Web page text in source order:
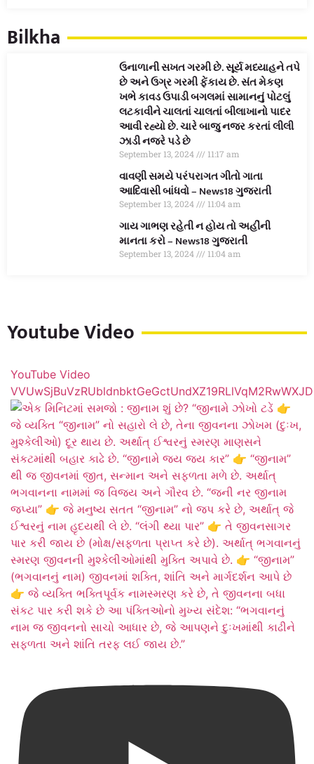
Bilkha
ઉનાળાની સખત ગરમી છે. સૂર્ય મધ્યાહને તપે
છે અને ઉગ્ર ગરમી ફેંકાય છે. સંત મેકણ
ખભે કાવડ ઉપાડી બગલમાં સામાનનું પોટલું
લટકાવીને ચાલતાં ચાલતાં બીલાખાનો પાદર
આવી રહ્યો છે. ચારે બાજુ નજર કરતાં લીલી
ઝાડી નજરે પડે છે
September 13, 2024 11:17 am
વાવણી સમયે પરંપરાગત ગીતો ગાતા
આદિવાસી બાંધવો – News18 ગુજરાતી
September 13, 2024 11:04 am
ગાય ગાભણ રહેતી ન હોય તો અહીંની
માનતા કરો – News18 ગુજરાતી
September 13, 2024 11:04 am
Youtube Video
YouTube Video